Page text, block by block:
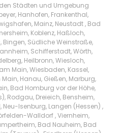
Städten und Umgebung
Hanhofen, Frankenthal,
Mainz, Neustadt , Bad
Koblenz, Haßloch,
Bingen, Südliche Weinstraße,
Schifferstadt, Wörth,
Heilbronn, Wiesloch,
Main, Wiesbaden, Kassel,
Hanau, Gießen, Marburg,
Bad Homburg vor der Höhe,
Rodgau, Dreieich, Bensheim,
Isenburg, Langen (Hessen) ,
Walldorf , Viernheim,
Bad Nauheim, Bad